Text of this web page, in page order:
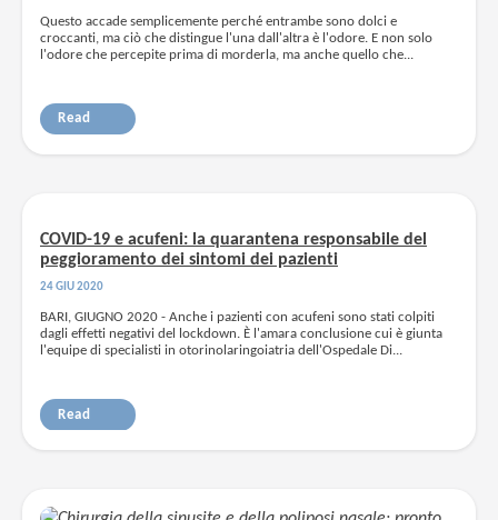
Questo accade semplicemente perché entrambe sono dolci e
croccanti, ma ciò che distingue l'una dall'altra è l'odore. E non solo
l'odore che percepite prima di morderla, ma anche quello che...
Read
COVID-19 e acufeni: la quarantena responsabile del
peggioramento dei sintomi dei pazienti
24 GIU 2020
BARI, GIUGNO 2020 - Anche i pazienti con acufeni sono stati colpiti
dagli effetti negativi del lockdown. È l'amara conclusione cui è giunta
l'equipe di specialisti in otorinolaringoiatria dell'Ospedale Di...
Read